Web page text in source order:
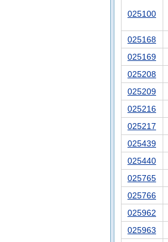
025100
025168
025169
025208
025209
025216
025217
025439
025440
025765
025766
025962
025963